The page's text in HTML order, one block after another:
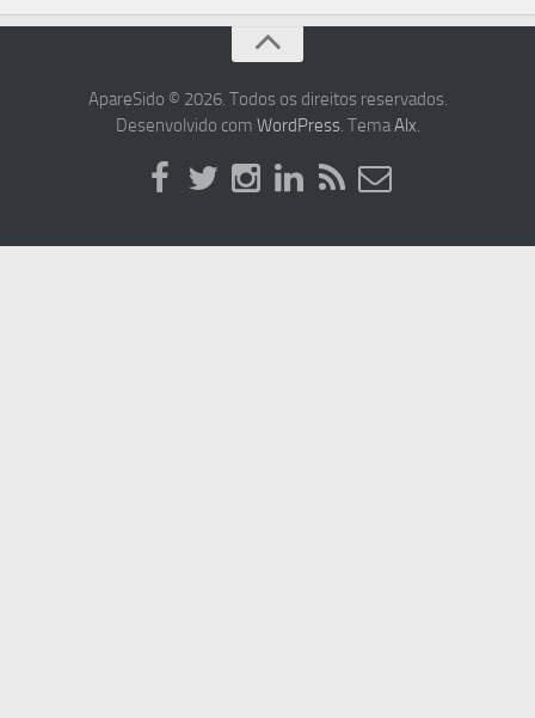
ApareSido © 2026. Todos os direitos reservados.
Desenvolvido com WordPress. TemaAlx.